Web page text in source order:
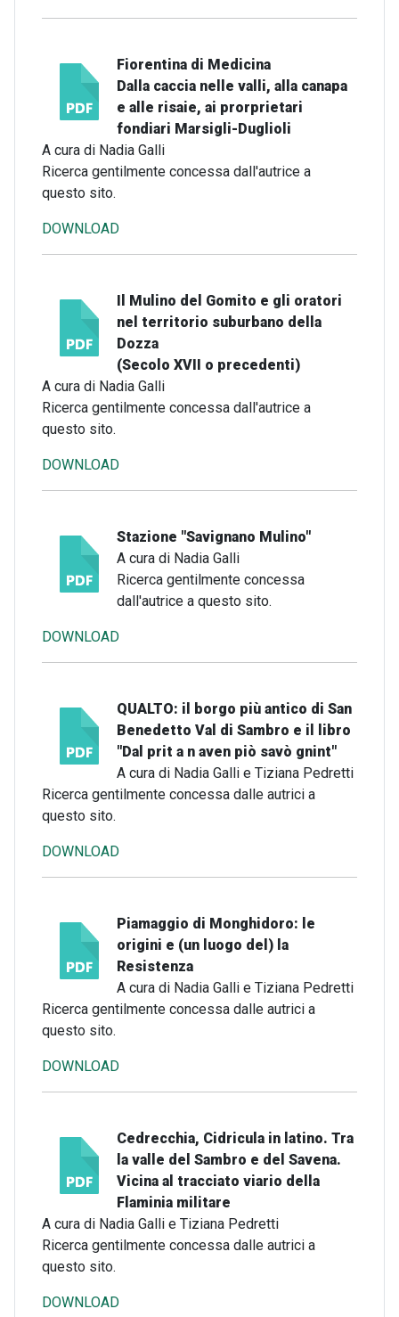
Fiorentina di Medicina
Dalla caccia nelle valli, alla canapa
e alle risaie, ai prorprietari
fondiari Marsigli-Duglioli
A cura di Nadia Galli
Ricerca gentilmente concessa dall'autrice a
questo sito.
DOWNLOAD
Il Mulino del Gomito e gli oratori
nel territorio suburbano della
Dozza
(Secolo XVII o precedenti)
A cura di Nadia Galli
Ricerca gentilmente concessa dall'autrice a
questo sito.
DOWNLOAD
Stazione "Savignano Mulino"
A cura di Nadia Galli
Ricerca gentilmente concessa
dall'autrice a questo sito.
DOWNLOAD
QUALTO: il borgo più antico di San
Benedetto Val di Sambro e il libro
"Dal prit a n aven piò savò gnint"
A cura di Nadia Galli e Tiziana Pedretti
Ricerca gentilmente concessa dalle autrici a
questo sito.
DOWNLOAD
Piamaggio di Monghidoro: le
origini e (un luogo del) la
Resistenza
A cura di Nadia Galli e Tiziana Pedretti
Ricerca gentilmente concessa dalle autrici a
questo sito.
DOWNLOAD
Cedrecchia, Cidricula in latino. Tra
la valle del Sambro e del Savena.
Vicina al tracciato viario della
Flaminia militare
A cura di Nadia Galli e Tiziana Pedretti
Ricerca gentilmente concessa dalle autrici a
questo sito.
DOWNLOAD